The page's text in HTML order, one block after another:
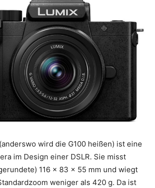
wird die G100 heißen) ist eine
im Design einer DSLR. Sie misst
116 x 83 x 55 mm und wiegt
weniger als 420 g. Da ist